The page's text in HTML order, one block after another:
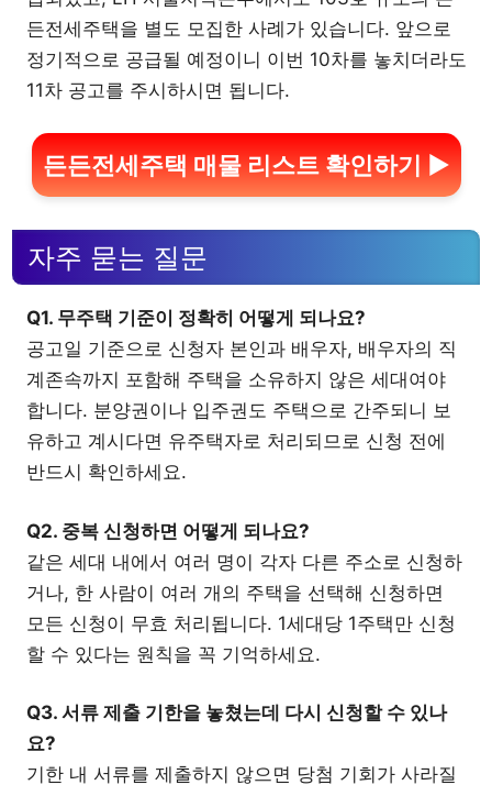
든전세주택을 별도 모집한 사례가 있습니다. 앞으로
정기적으로 공급될 예정이니 이번 10차를 놓치더라도
11차 공고를 주시하시면 됩니다.
든든전세주택 매물 리스트 확인하기 ▶
자주 묻는 질문
Q1. 무주택 기준이 정확히 어떻게 되나요?
공고일 기준으로 신청자 본인과 배우자, 배우자의 직
계존속까지 포함해 주택을 소유하지 않은 세대여야
합니다. 분양권이나 입주권도 주택으로 간주되니 보
유하고 계시다면 유주택자로 처리되므로 신청 전에
반드시 확인하세요.
Q2. 중복 신청하면 어떻게 되나요?
같은 세대 내에서 여러 명이 각자 다른 주소로 신청하
거나, 한 사람이 여러 개의 주택을 선택해 신청하면
모든 신청이 무효 처리됩니다. 1세대당 1주택만 신청
할 수 있다는 원칙을 꼭 기억하세요.
Q3. 서류 제출 기한을 놓쳤는데 다시 신청할 수 있나
요?
기한 내 서류를 제출하지 않으면 당첨 기회가 사라질